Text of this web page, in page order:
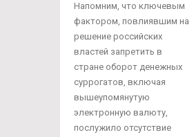
Напомним, что ключевым
фактором, повлиявшим на
решение российских
властей запретить в
стране оборот денежных
суррогатов, включая
вышеупомянутую
электронную валюту,
послужило отсутствие